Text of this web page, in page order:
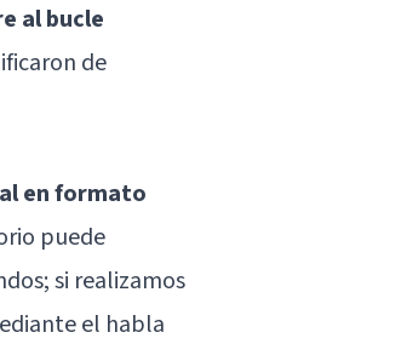
al bucle
de
en formato
puede
si realizamos
el habla